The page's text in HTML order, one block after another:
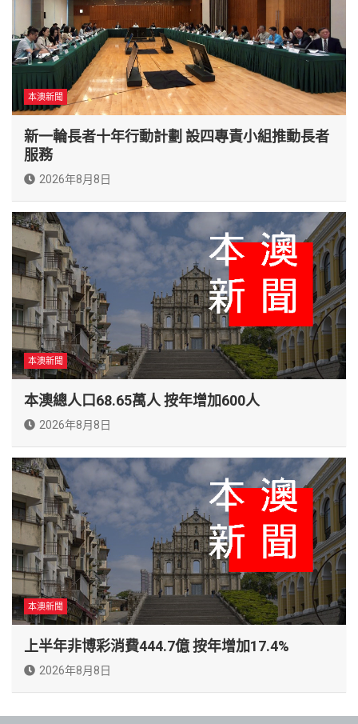
本澳新聞
新一輪長者十年行動計劃 設四專責小組推動長者
服務
2026年8月8日
本澳新聞
本澳總人口68.65萬人 按年增加600人
2026年8月8日
本澳新聞
上半年非博彩消費444.7億 按年增加17.4%
2026年8月8日